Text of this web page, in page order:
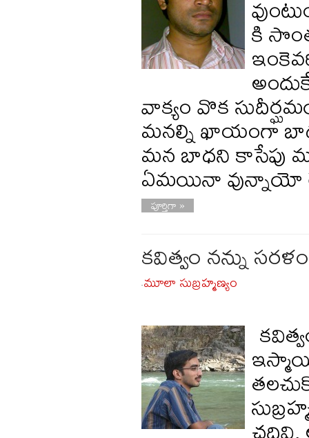
కి
వాక్యం వొక
మనల్ని ఖాయంగా
మన బాధని కాసేపు
ఏమయినా వున్నాయో
పూర్తిగా »
కవిత్వం నన్ను
-మూలా సుబ్రహ్మణ్యం